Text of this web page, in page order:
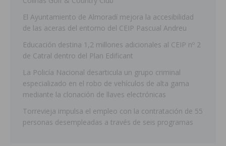
El Ayuntamiento de Almoradí mejora la accesibilidad
de las aceras del entorno del CEIP Pascual Andreu
Educación destina 1,2 millones adicionales al CEIP nº 2
de Catral dentro del Plan Edificant
La Policía Nacional desarticula un grupo criminal
especializado en el robo de vehículos de alta gama
mediante la clonación de llaves electrónicas
Torrevieja impulsa el empleo con la contratación de 55
personas desempleadas a través de seis programas